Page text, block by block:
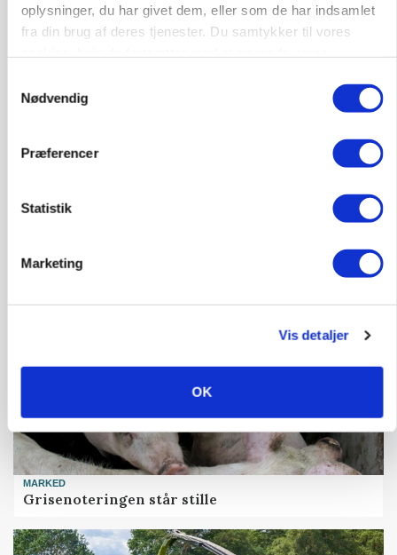
oplysninger, du har givet dem, eller som de har indsamlet
fra din brug af deres tjenester. Du samtykker til vores
Nødvendig
Præferencer
Statistik
Marketing
Vis detaljer
OK
MASKINER
ARRANGEMENT
MARKED
Grisenoteringen står stille